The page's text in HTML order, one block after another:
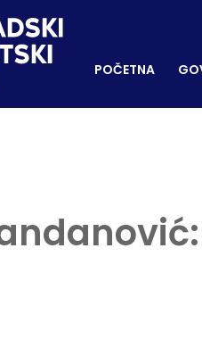
POČETNA
POČETNA